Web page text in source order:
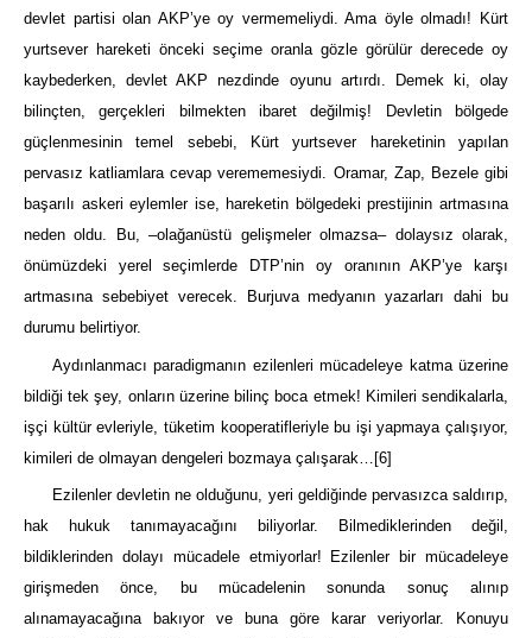
devlet partisi olan AKP’ye oy vermemeliydi. Ama öyle olmadı! Kürt
yurtsever hareketi önceki seçime oranla gözle görülür derecede oy
kaybederken, devlet AKP nezdinde oyunu artırdı. Demek ki, olay
bilinçten, gerçekleri bilmekten ibaret değilmiş! Devletin bölgede
güçlenmesinin temel sebebi, Kürt yurtsever hareketinin yapılan
pervasız katliamlara cevap verememesiydi. Oramar, Zap, Bezele gibi
başarılı askeri eylemler ise, hareketin bölgedeki prestijinin artmasına
neden oldu. Bu, –olağanüstü gelişmeler olmazsa– dolaysız olarak,
önümüzdeki yerel seçimlerde DTP’nin oy oranının AKP’ye karşı
artmasına sebebiyet verecek. Burjuva medyanın yazarları dahi bu
durumu belirtiyor.
Aydınlanmacı paradigmanın ezilenleri mücadeleye katma üzerine
bildiği tek şey, onların üzerine bilinç boca etmek! Kimileri sendikalarla,
işçi kültür evleriyle, tüketim kooperatifleriyle bu işi yapmaya çalışıyor,
kimileri de olmayan dengeleri bozmaya çalışarak… [6]
Ezilenler devletin ne olduğunu, yeri geldiğinde pervasızca saldırıp,
hak hukuk tanımayacağını biliyorlar. Bilmediklerinden değil,
bildiklerinden dolayı mücadele etmiyorlar! Ezilenler bir mücadeleye
girişmeden önce, bu mücadelenin sonunda sonuç alınıp
alınamayacağına bakıyor ve buna göre karar veriyorlar. Konuyu